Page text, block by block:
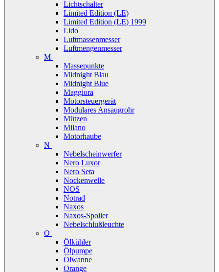
Lichtschalter
Limited Edition (LE)
Limited Edition (LE) 1999
Lido
Luftmassenmesser
Luftmengenmesser
M
Massepunkte
Midnight Blau
Midnight Blue
Maggiora
Motorsteuergerät
Modulares Ansaugrohr
Mützen
Milano
Motorhaube
N
Nebelscheinwerfer
Nero Luxor
Nero Seta
Nockenwelle
NOS
Notrad
Naxos
Naxos-Spoiler
Nebelschlußleuchte
O
Ölkühler
Ölpumpe
Ölwanne
Orange